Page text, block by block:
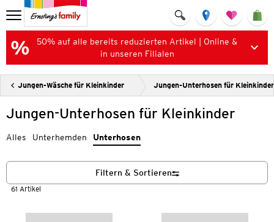
50% auf alle bereits reduzierten Artikel | Online &
in unseren Filialen
Jungen-Wäsche für Kleinkinder Jungen-Unterhosen für Kleinkinder
Jungen-Unterhosen für Kleinkinder
Alles Unterhemden Unterhosen
61 Artikel
Filtern & Sortieren